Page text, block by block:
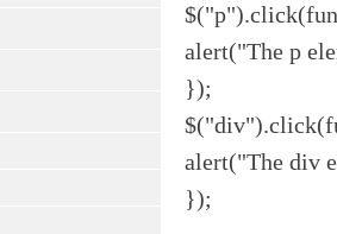
alert("The p
});
alert("The div
});